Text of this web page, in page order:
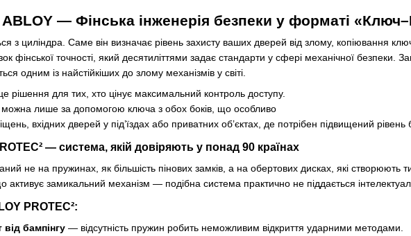
ABLOY — Фінська інженерія безпеки у форматі
з циліндра. Саме він визначає рівень захисту ваших дверей від злому, копіювання
фінської точності, який десятиліттями задає стандарти у сфері механічної безпеки.
одним із найстійкіших до злому механізмів у світі.
рішення для тих, хто цінує максимальний контроль доступу.
можна лише за допомогою ключа з обох боків, що особливо
вхідних дверей у під’їздах або приватних об’єктах, де потрібен підвищений рівень
— система, якій довіряють у понад 90 країнах
не на пружинах, як більшість пінових замків, а на обертових дисках, які створюють
активує замикальний механізм — подібна система практично не піддається
PROTEC²:
бампінгу — відсутність пружин робить неможливим відкриття ударними методами.